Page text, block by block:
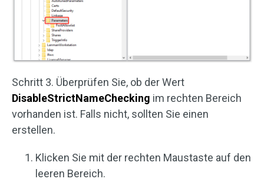
Schritt 3. Überprüfen Sie, ob der Wert
DisableStrictNameChecking im rechten Bereich
vorhanden ist. Falls nicht, sollten Sie einen
erstellen.
Klicken Sie mit der rechten Maustaste auf den
leeren Bereich.